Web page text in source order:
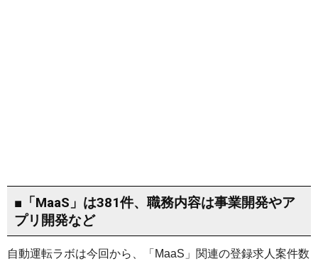
■「MaaS」は381件、職務内容は事業開発やア
プリ開発など
自動運転ラボは今回から、「MaaS」関連の登録求人案件数